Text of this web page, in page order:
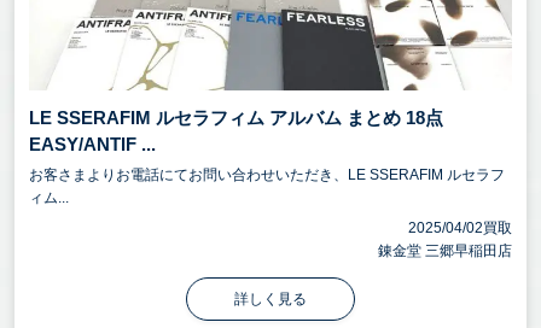
LE SSERAFIM ルセラフィム アルバム まとめ 18点
EASY/ANTIF ...
お客さまよりお電話にてお問い合わせいただき、LE SSERAFIM ルセラフ
ィム...
2025/04/02買取
錬金堂 三郷早稲田店
詳しく見る